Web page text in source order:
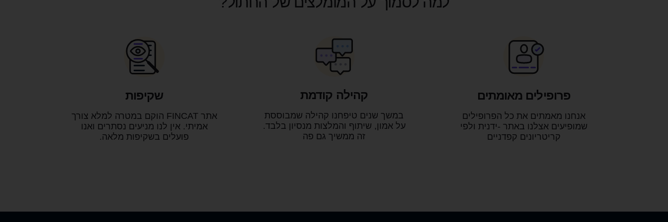
היא המליצה לי איך להישאר
בעוד 6 וחצי שנים. התהליך
איתה היה מצוין ואני אפילו
מצטער שלא עשיתי את זה
פרופילים מאומתים
אנחנו מאמתים את כל הפרופילים
שמופיעים אצלנו באתר -ידנית ולפי
קריטריונים קפדניים
קהילה קודמת
במשך שנים טיפחנו קהילה שמבוססת
על אמון, שיתוף והמלצות מנסיון בלבד.
זה ממשיך גם פה
שקיפות
אתר FINCAT הוקם במטרה למלא צורך
אמיתי. אין לנו מניעים נסתרים ואנו
פועלים בשקיפות מלאה.